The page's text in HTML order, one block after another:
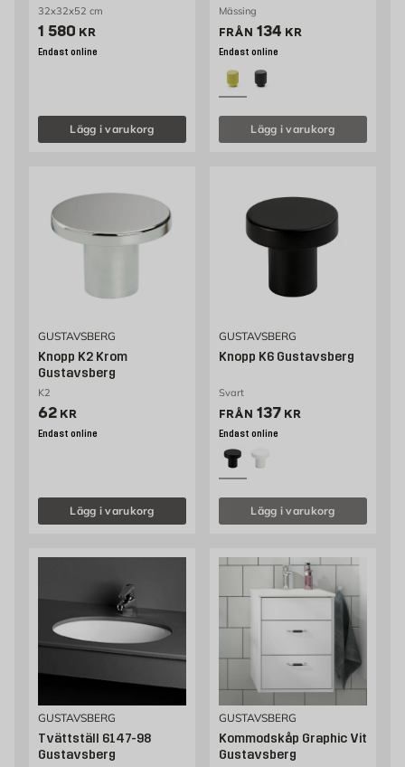
32x32x52 cm
Pris 1580 kr
1 580 KR
Endast online
Lägg i varukorg
Mässing
FRÅN Pris 134 kr
134 KR
Endast online
Lägg i varukorg
GUSTAVSBERG
Knopp K2 Krom
Gustavsberg
K2
Pris 62 kr
62 KR
Endast online
Lägg i varukorg
GUSTAVSBERG
Knopp K6 Gustavsberg
Svart
FRÅN Pris 137 kr
137 KR
Endast online
Lägg i varukorg
GUSTAVSBERG
Tvättställ 6147-98
Gustavsberg
GUSTAVSBERG
Kommodskåp Graphic Vit
Gustavsberg